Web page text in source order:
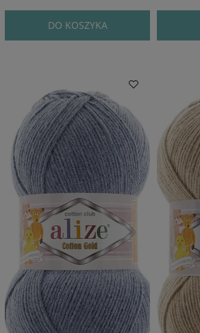
DO KOSZYKA